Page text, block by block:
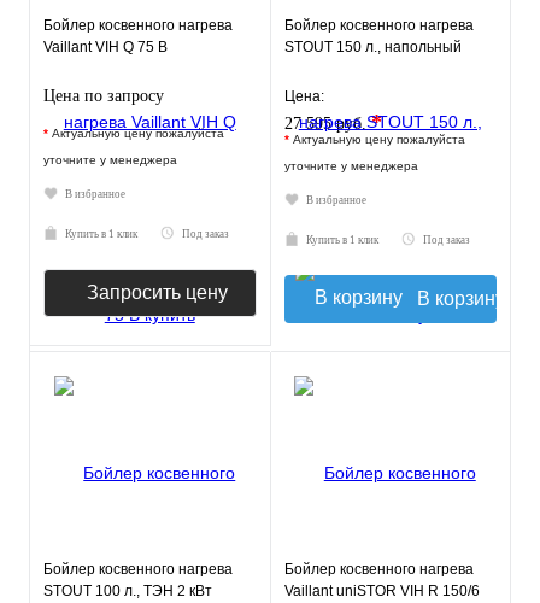
Бойлер косвенного нагрева
Vaillant VIH Q 75 B
Цена по запросу
* Актуальную цену пожалуйста
уточните у менеджера
В избранное
Купить в 1 клик Под заказ
Запросить цену
Бойлер косвенного нагрева
STOUT 150 л., напольный
Цена:
27 595 руб.*
* Актуальную цену пожалуйста
уточните у менеджера
В избранное
Купить в 1 клик Под заказ
В корзину
Бойлер косвенного нагрева
STOUT 100 л., ТЭН 2 кВт
Бойлер косвенного нагрева
Vaillant uniSTOR VIH R 150/6